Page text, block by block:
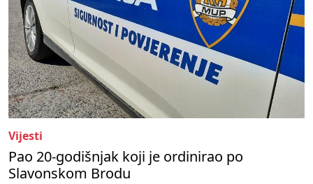
Vijesti
Pao 20-godišnjak koji je ordinirao po
Slavonskom Brodu